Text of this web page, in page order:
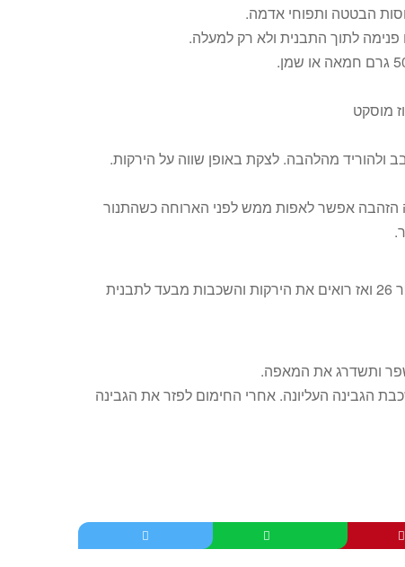
הבטטה ותפוחי אדמה.
ולהוריד מהלהבה. לצקת באופן שווה על הירקות.
הקרמה הזהבה אפשר לאפות ממש לפני הארוחה כשהתנור
1. כדאי להכין בתבנית ש ק ו פ ה פיירקס עמוקה ועגולה מספר 26 ואז רואים את הירקות והשכבות מבעד לתבנית